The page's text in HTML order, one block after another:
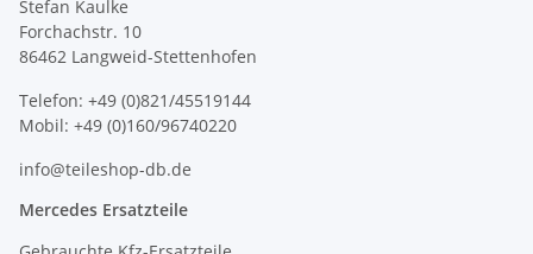
Stefan Kaulke
Forchachstr. 10
86462 Langweid-Stettenhofen
Telefon: +49 (0)821/45519144
Mobil: +49 (0)160/96740220
info@teileshop-db.de
Mercedes Ersatzteile